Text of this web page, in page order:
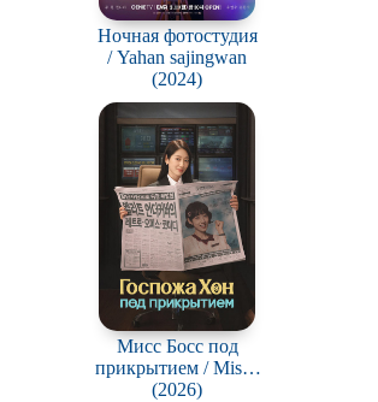
Ночная фотостудия
/ Yahan sajingwan
(2024)
Мисс Босс под
прикрытием / Miseu
eondeokeobeo boseu
(2026)